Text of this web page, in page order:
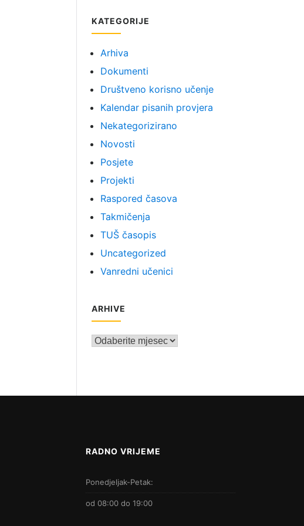
KATEGORIJE
Arhiva
Dokumenti
Društveno korisno učenje
Kalendar pisanih provjera
Nekategorizirano
Novosti
Posjete
Projekti
Raspored časova
Takmičenja
TUŠ časopis
Uncategorized
Vanredni učenici
ARHIVE
Arhive
RADNO VRIJEME
Ponedjeljak-Petak:
od 08:00 do 19:00